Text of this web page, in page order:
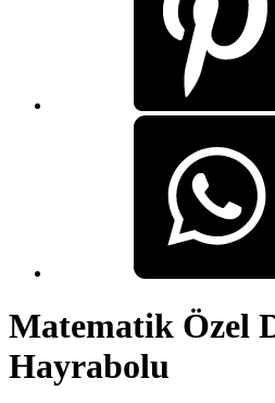
Matematik Özel
Hayrabolu